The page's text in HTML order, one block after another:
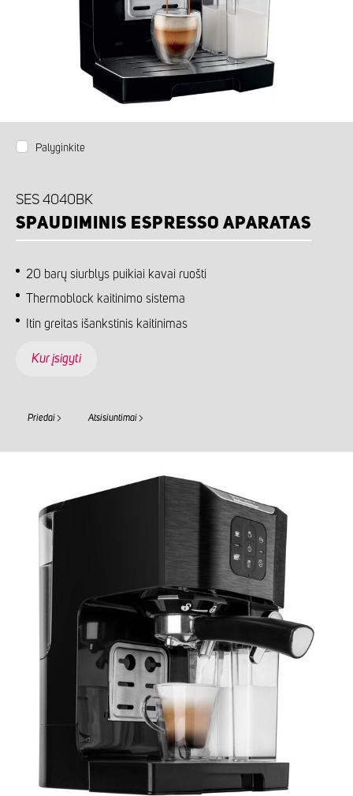
Palyginkite
SES 4040BK
SPAUDIMINIS ESPRESSO APARATAS
20 barų siurblys puikiai kavai ruošti
Thermoblock kaitinimo sistema
Itin greitas išankstinis kaitinimas
Kur įsigyti
Priedai Atsisiuntimai